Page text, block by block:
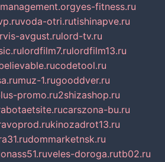
yes-fitness.ru
voda-otri.rutishinapve.ru
avgust.rulord-tv.ru
lordfilm7.rulordfilm13.ru
codetool.ru
muz-1.rugooddver.ru
promo.ru2shizashop.ru
carszona-bu.ru
kinozadrot13.ru
dommarketnsk.ru
veles-doroga.rutb02.ru